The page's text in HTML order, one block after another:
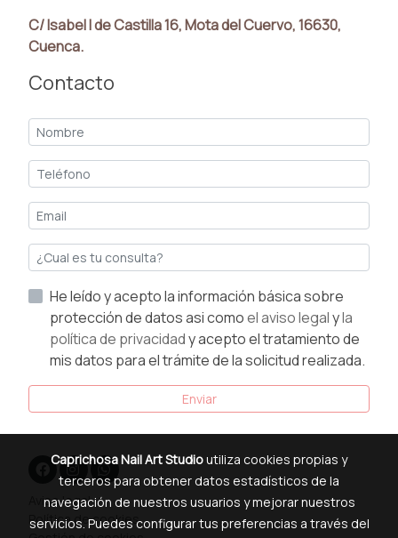
C/ Isabel I de Castilla 16, Mota del Cuervo, 16630,
Cuenca.
Contacto
He leído y acepto la información básica sobre
protección de datos asi comoel aviso legalyla
política de privacidady acepto el tratamiento de
mis datos para el trámite de la solicitud realizada.
Enviar
Aviso legal
Política de cookies
Caprichosa Nail Art Studioutiliza cookies propias y
terceros para obtener datos estadísticos de la
navegación de nuestros usuarios y mejorar nuestros
servicios. Puedes configurar tus preferencias a través del